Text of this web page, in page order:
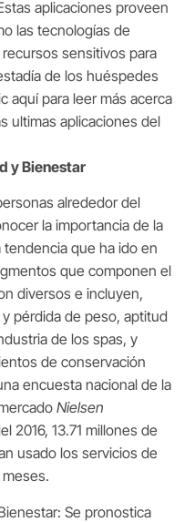
aplicaciones proveen
las tecnologías de
sensitivos para
de los huéspedes
aquí para leer más acerca
ultimas aplicaciones del
y Bienestar
alrededor del
la importancia de la
que ha ido en
que componen el
diversos e incluyen,
pérdida de peso, aptitud
de los spas, y
de conservación
encuesta nacional de la
Nielsen
2016, 13.71 millones de
usado los servicios de
Se pronostica